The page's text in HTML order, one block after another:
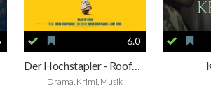
6.0
Der Hochstapler - Roofman
Drama, Krimi, Musik